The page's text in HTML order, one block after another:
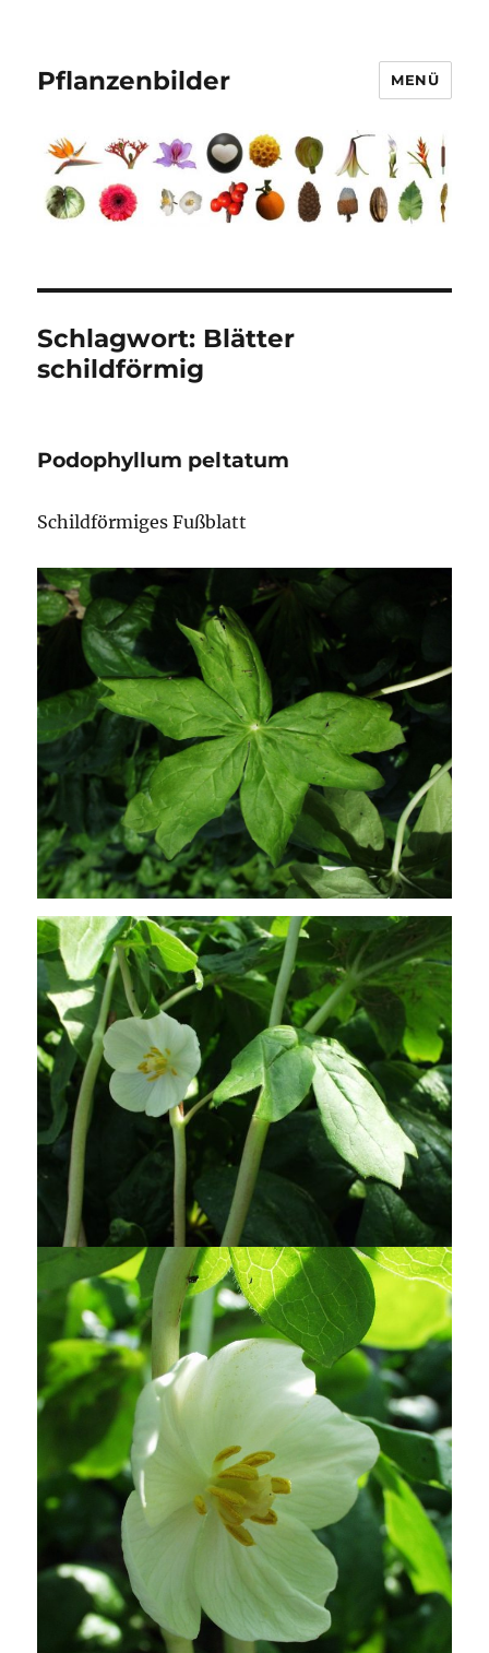
Pflanzenbilder MENÜ
Schlagwort: Blätter
schildförmig
Podophyllum peltatum
Schildförmiges Fußblatt